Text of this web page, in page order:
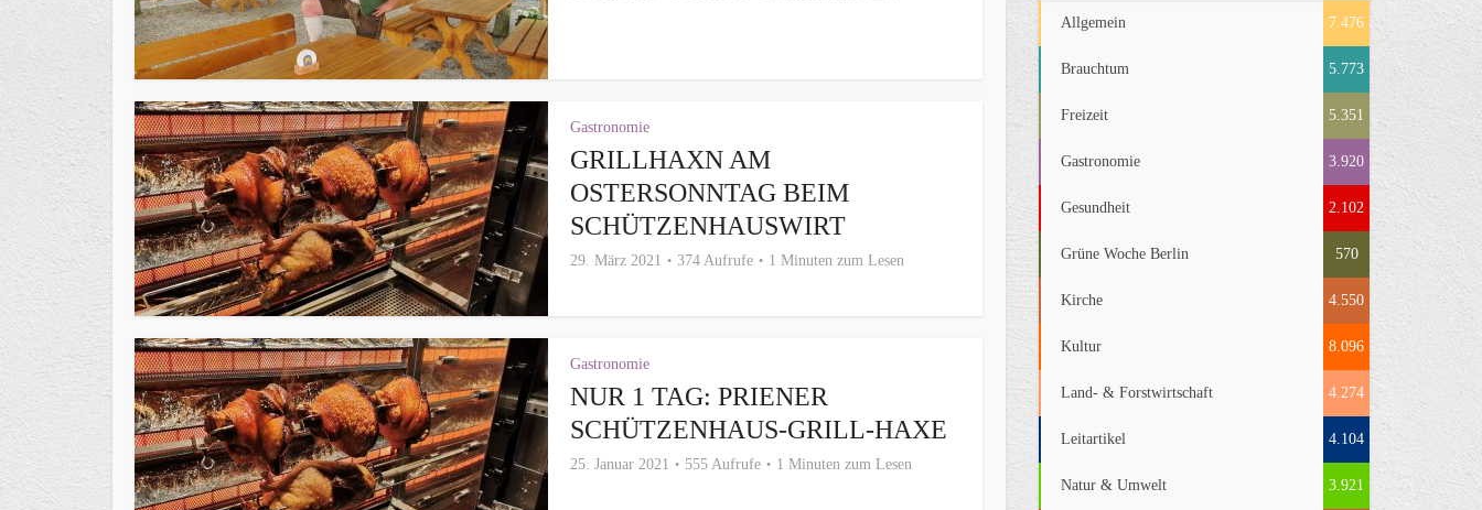
Gastronomie
GRILLHAXN AM
OSTERSONNTAG BEIM
SCHÜTZENHAUSWIRT
29. März 2021 374 Aufrufe 1 Minuten zum Lesen
Gastronomie
NUR 1 TAG: PRIENER
SCHÜTZENHAUS-GRILL-HAXE
25. Januar 2021 555 Aufrufe 1 Minuten zum Lesen
Allgemein 7.476
Brauchtum 5.773
Freizeit 5.351
Gastronomie 3.920
Gesundheit 2.102
Grüne Woche Berlin 570
Kirche 4.550
Kultur 8.096
Land- & Forstwirtschaft 4.274
Leitartikel 4.104
Natur & Umwelt 3.921